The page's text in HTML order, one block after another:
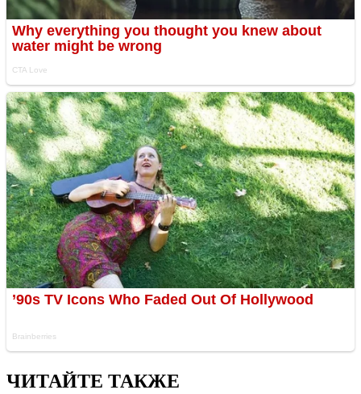
ЧИТАЙТЕ ТАКЖЕ